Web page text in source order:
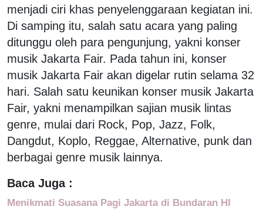
menjadi ciri khas penyelenggaraan kegiatan ini.
Di samping itu, salah satu acara yang paling
ditunggu oleh para pengunjung, yakni konser
musik Jakarta Fair. Pada tahun ini, konser
musik Jakarta Fair akan digelar rutin selama 32
hari. Salah satu keunikan konser musik Jakarta
Fair, yakni menampilkan sajian musik lintas
genre, mulai dari Rock, Pop, Jazz, Folk,
Dangdut, Koplo, Reggae, Alternative, punk dan
berbagai genre musik lainnya.
Baca Juga :
Menikmati Suasana Pagi Jakarta di Bundaran HI